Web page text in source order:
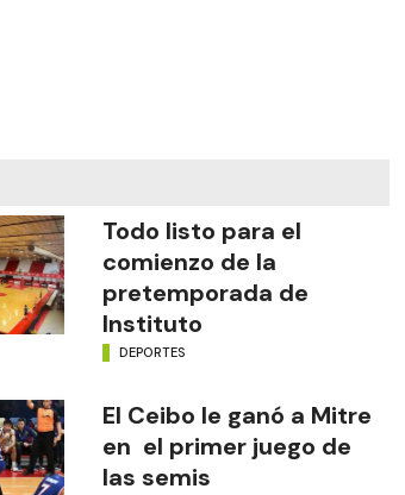
Todo listo para el
comienzo de la
pretemporada de
Instituto
DEPORTES
El Ceibo le ganó a Mitre
en el primer juego de
las semis